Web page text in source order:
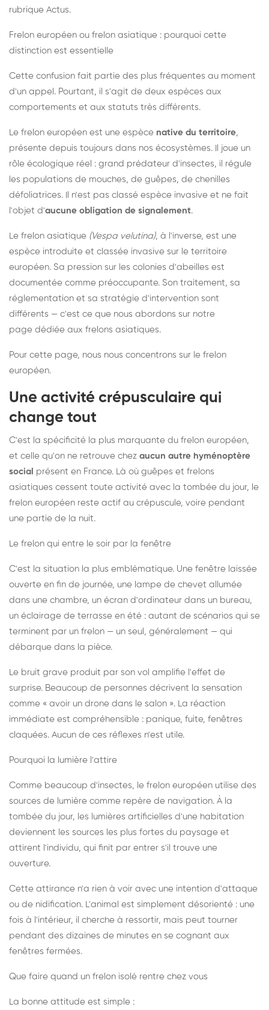
rubrique Actus.
Frelon européen ou frelon asiatique : pourquoi cette
distinction est essentielle
Cette confusion fait partie des plus fréquentes au moment
d'un appel. Pourtant, il s'agit de deux espèces aux
comportements et aux statuts très différents.
Le frelon européen est une espèce native du territoire,
présente depuis toujours dans nos écosystèmes. Il joue un
rôle écologique réel : grand prédateur d'insectes, il régule
les populations de mouches, de guêpes, de chenilles
défoliatrices. Il n'est pas classé espèce invasive et ne fait
l'objet d'aucune obligation de signalement.
Le frelon asiatique (Vespa velutina), à l'inverse, est une
espèce introduite et classée invasive sur le territoire
européen. Sa pression sur les colonies d'abeilles est
documentée comme préoccupante. Son traitement, sa
réglementation et sa stratégie d'intervention sont
différents — c'est ce que nous abordons sur notre
page dédiée aux frelons asiatiques.
Pour cette page, nous nous concentrons sur le frelon
européen.
Une activité crépusculaire qui
change tout
C'est la spécificité la plus marquante du frelon européen,
et celle qu'on ne retrouve chez aucun autre hyménoptère
social présent en France. Là où guêpes et frelons
asiatiques cessent toute activité avec la tombée du jour, le
frelon européen reste actif au crépuscule, voire pendant
une partie de la nuit.
Le frelon qui entre le soir par la fenêtre
C'est la situation la plus emblématique. Une fenêtre laissée
ouverte en fin de journée, une lampe de chevet allumée
dans une chambre, un écran d'ordinateur dans un bureau,
un éclairage de terrasse en été : autant de scénarios qui se
terminent par un frelon — un seul, généralement — qui
débarque dans la pièce.
Le bruit grave produit par son vol amplifie l'effet de
surprise. Beaucoup de personnes décrivent la sensation
comme « avoir un drone dans le salon ». La réaction
immédiate est compréhensible : panique, fuite, fenêtres
claquées. Aucun de ces réflexes n'est utile.
Pourquoi la lumière l'attire
Comme beaucoup d'insectes, le frelon européen utilise des
sources de lumière comme repère de navigation. À la
tombée du jour, les lumières artificielles d'une habitation
deviennent les sources les plus fortes du paysage et
attirent l'individu, qui finit par entrer s'il trouve une
ouverture.
Cette attirance n'a rien à voir avec une intention d'attaque
ou de nidification. L'animal est simplement désorienté : une
fois à l'intérieur, il cherche à ressortir, mais peut tourner
pendant des dizaines de minutes en se cognant aux
fenêtres fermées.
Que faire quand un frelon isolé rentre chez vous
La bonne attitude est simple :